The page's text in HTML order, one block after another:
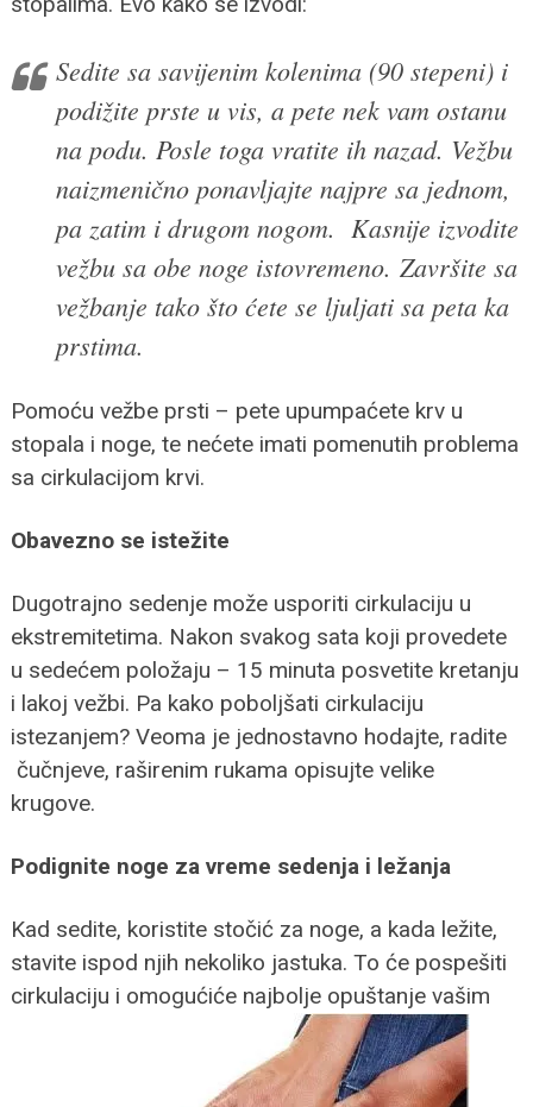
Sedite sa savijenim kolenima (90 stepeni) i
podižite prste u vis, a pete nek vam ostanu
na podu. Posle toga vratite ih nazad. Vežbu
naizmenično ponavljajte najpre sa jednom,
pa zatim i drugom nogom. Kasnije izvodite
vežbu sa obe noge istovremeno. Završite sa
vežbanje tako što ćete se ljuljati sa peta ka
prstima.
Pomoću vežbe prsti – pete upumpaćete krv u
stopala i noge, te nećete imati pomenutih problema
sa cirkulacijom krvi.
Obavezno se istežite
Dugotrajno sedenje može usporiti cirkulaciju u
ekstremitetima. Nakon svakog sata koji provedete
u sedećem položaju – 15 minuta posvetite kretanju
i lakoj vežbi. Pa kako poboljšati cirkulaciju
istezanjem? Veoma je jednostavno hodajte, radite
čučnjeve, raširenim rukama opisujte velike
krugove.
Podignite noge za vreme sedenja i ležanja
Kad sedite, koristite stočić za noge, a kada ležite,
stavite ispod njih nekoliko jastuka. To će pospešiti
cirkulaciju i omogućiće najbolje opuštanje vašim